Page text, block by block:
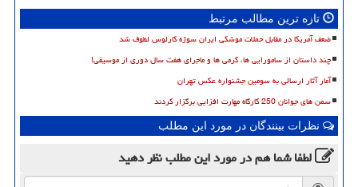
تازه ترین مطالب مرتبط
ضعف آمریکا در مقابل حملات موشکی ایران سوژه کارلوس لطوف شد
چند داستان از سامورایی ها، گرمی ها و ماجرای هفت سال دوری از موسیقی!
آمار آثار ارسالی به سومین جشنواره عکس تهران
سمن های جوانان 250 کارگاه مهارت افزایی برگزار کردند
نظرات بینندگان در مورد این مطلب
لطفا شما همدر مورد این مطلبنظر دهید